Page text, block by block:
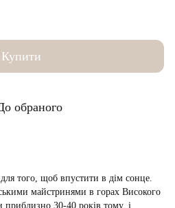
Купити
обраного
того, щоб впустити в дім сонце.
майстринями в горах Високого
приблизно 30-40 років тому, і